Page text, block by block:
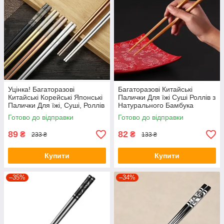
Уцінка! Багаторазові
Китайські Корейські Японські
Палички Для їжі, Суші, Роллів
з візерунком
Готово до відправки
89 ₴ 233 ₴
Купити
Багаторазові Китайські
Палички Для їжі Суші Роллів з
Натурального Бамбука
Готово до відправки
82 ₴ 133 ₴
Купити
–35% –34%